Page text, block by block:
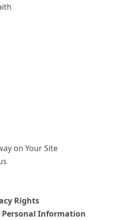
on Your Site
Rights
Personal Information